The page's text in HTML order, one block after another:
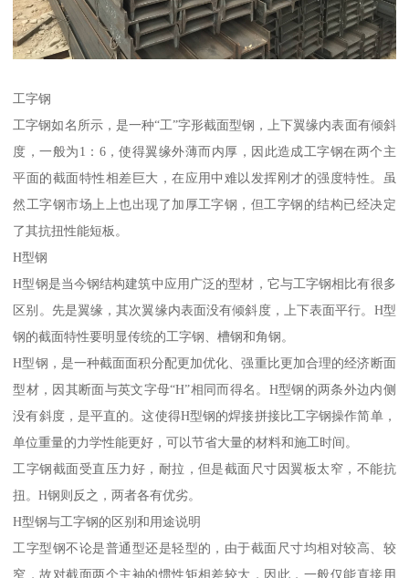
工字钢
工字钢如名所示，是一种“工”字形截面型钢，上下翼缘内表面有倾斜
度，一般为1：6，使得翼缘外薄而内厚，因此造成工字钢在两个主
平面的截面特性相差巨大，在应用中难以发挥刚才的强度特性。虽
然工字钢市场上上也出现了加厚工字钢，但工字钢的结构已经决定
了其抗扭性能短板。
H型钢
H型钢是当今钢结构建筑中应用广泛的型材，它与工字钢相比有很多
区别。先是翼缘，其次翼缘内表面没有倾斜度，上下表面平行。H型
钢的截面特性要明显传统的工字钢、槽钢和角钢。
H型钢，是一种截面面积分配更加优化、强重比更加合理的经济断面
型材，因其断面与英文字母“H”相同而得名。H型钢的两条外边内侧
没有斜度，是平直的。这使得H型钢的焊接拼接比工字钢操作简单，
单位重量的力学性能更好，可以节省大量的材料和施工时间。
工字钢截面受直压力好，耐拉，但是截面尺寸因翼板太窄，不能抗
扭。H钢则反之，两者各有优劣。
H型钢与工字钢的区别和用途说明
工字型钢不论是普通型还是轻型的，由于截面尺寸均相对较高、较
窄，故对截面两个主袖的惯性矩相差较大，因此，一般仅能直接用